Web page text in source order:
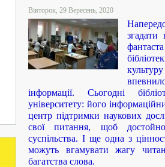
Вівторок, 29 Вересень, 2020
згадати
інформації. Сьогодні
університету: його
центр підтримки наукових
свої питання, щоб
суспільства. І ще одна з
можуть вгамувати жагу
багатства слова.